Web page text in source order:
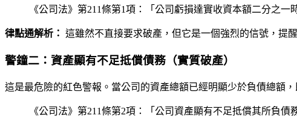
《公司法》第211條第1項：「公司虧損達實收資本額二分之一
律點通解析： 這雖然不直接要求破產，但它是一個強烈的信號，提
警鐘二：資產顯有不足抵償債務（實質破產）
這是最危險的紅色警報。當公司的資產總額已經明顯少於負債總額
《公司法》第211條第2項：「公司資產顯有不足抵償其所負